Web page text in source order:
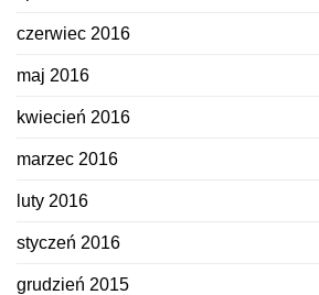
czerwiec 2016
maj 2016
kwiecień 2016
marzec 2016
luty 2016
styczeń 2016
grudzień 2015